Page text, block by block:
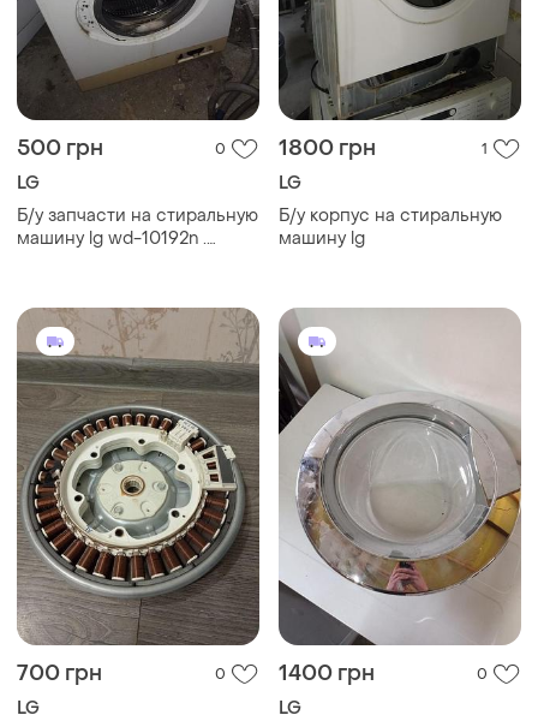
500 грн 0
LG
Б/у запчасти на стиральную
машину lg wd-10192n .
wd-10192n по запчастям
1800 грн 1
LG
Б/у корпус на стиральную
машину lg
700 грн 0
LG
1400 грн 0
LG